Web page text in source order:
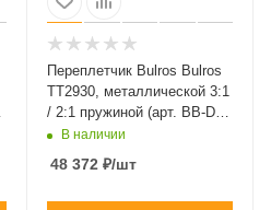
Переплетчик Bulros Bulros
TT2930, металлической 3:1
/ 2:1 пружиной (арт. BB-D-
UnB-2930-___-___-Ma)
В наличии
48 372 ₽/шт